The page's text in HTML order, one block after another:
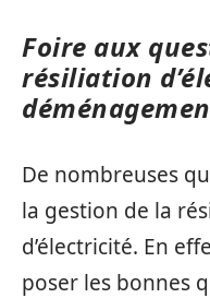
Foire aux
résiliation
De nombreuses
la gestion de la
d’électricité. En
poser les bonnes